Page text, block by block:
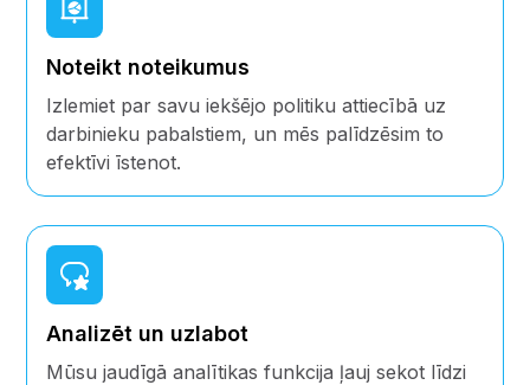
Noteikt noteikumus
Izlemiet par savu iekšējo politiku attiecībā uz
darbinieku pabalstiem, un mēs palīdzēsim to
efektīvi īstenot.
Analizēt un uzlabot
Mūsu jaudīgā analītikas funkcija ļauj sekot līdzi